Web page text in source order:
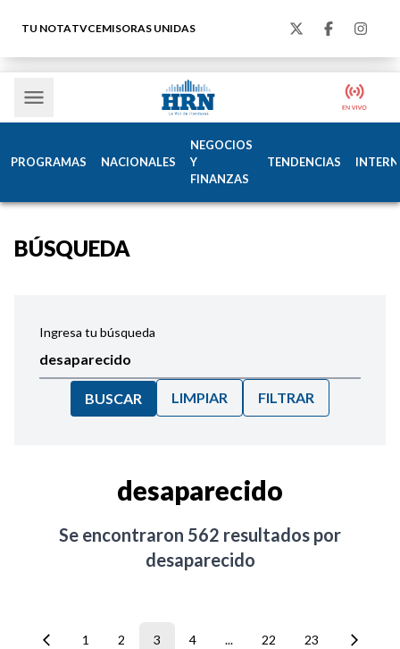
TU NOTATVCEMISORAS UNIDAS
PROGRAMAS NACIONALES
NEGOCIOS
Y
FINANZAS
TENDENCIAS
BÚSQUEDA
Ingresa tu búsqueda
BUSCAR LIMPIAR FILTRAR
desaparecido
Se encontraron 562 resultados por
desaparecido
1 2 3 4 ... 22 23